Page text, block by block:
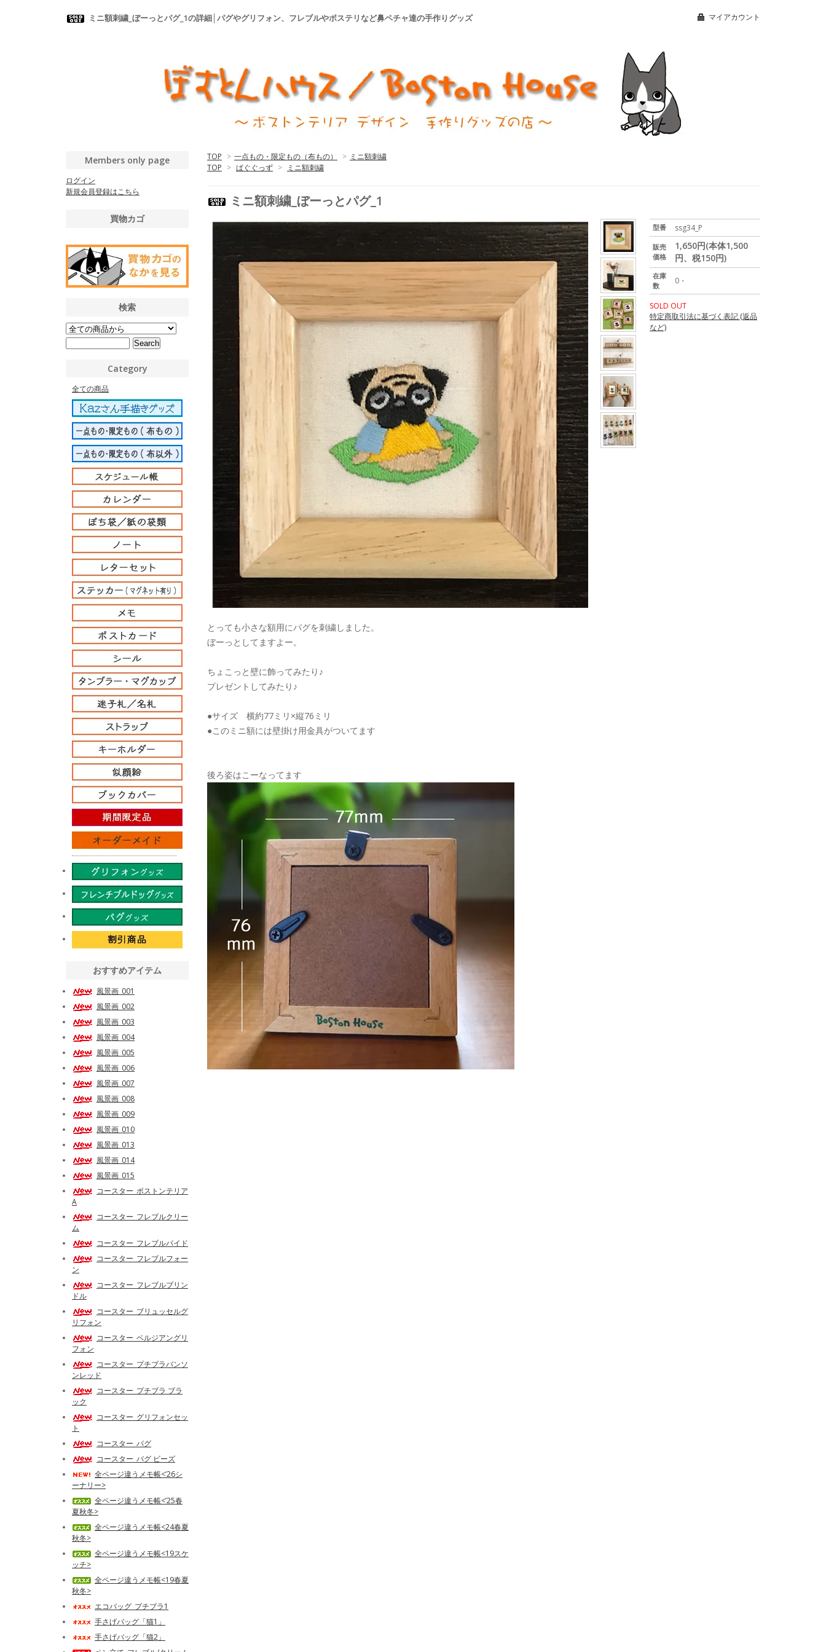
マイアカウント
ミニ額刺繍_ぼーっとパグ_1の詳細│パグやグリフォン、フレブルやボステリなど鼻ペチャ達の手作りグッズ
TOP > 一点もの・限定もの（布もの） > ミニ額刺繍
TOP > ぱぐぐっず > ミニ額刺繍
ミニ額刺繍_ぼーっとパグ_1
型番 ssg34_P
販売
価格
1,650円(本体1,500
円、税150円)
在庫
数
0・
SOLD OUT
特定商取引法に基づく表記 (返品
など)
とっても小さな額用にパグを刺繍しました。
ぼーっとしてますよー。
ちょこっと壁に飾ってみたり♪
プレゼントしてみたり♪
●サイズ 横約77ミリ×縦76ミリ
●このミニ額には壁掛け用金具がついてます
後ろ姿はこーなってます
Members only page
ログイン
新規会員登録はこちら
買物カゴ
検索
Category
全ての商品
おすすめアイテム
風景画_001
風景画_002
風景画_003
風景画_004
風景画_005
風景画_006
風景画_007
風景画_008
風景画_009
風景画_010
風景画_013
風景画_014
風景画_015
コースター_ボストンテリア
A
コースター_フレブルクリー
ム
コースター_フレブルパイド
コースター_フレブルフォー
ン
コースター_フレブルブリン
ドル
コースター_ブリュッセルグ
リフォン
コースター_ベルジアングリ
フォン
コースター_プチブラバンソ
ンレッド
コースター_プチブラ ブラ
ック
コースター_グリフォンセッ
ト
コースター_パグ
コースター_パグ ビーズ
全ページ違うメモ帳<’26シ
ーナリー>
全ページ違うメモ帳<’25春
夏秋冬>
全ページ違うメモ帳<24春夏
秋冬>
全ページ違うメモ帳<19スケ
ッチ>
全ページ違うメモ帳<19春夏
秋冬>
エコバッグ_プチブラ1
手さげバッグ「猫1」
手さげバッグ「猫2」